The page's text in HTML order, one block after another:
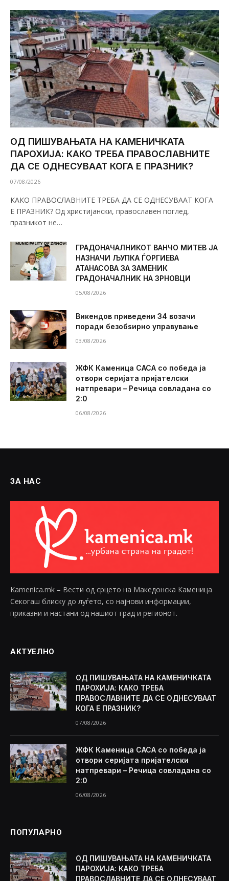
ОД ПИШУВАЊАТА НА КАМЕНИЧКАТА
ПАРОХИЈА: КАКО ТРЕБА ПРАВОСЛАВНИТЕ
ДА СЕ ОДНЕСУВААТ КОГА Е ПРАЗНИК?
07/08/2026
КАКО ПРАВОСЛАВНИТЕ ТРЕБА ДА СЕ ОДНЕСУВААТ КОГА
Е ПРАЗНИК? Од христијански, православен поглед,
празникот не…
ГРАДОНАЧАЛНИКОТ ВАНЧО МИТЕВ ЈА
НАЗНАЧИ ЉУПКА ЃОРГИЕВА
АТАНАСОВА ЗА ЗАМЕНИК
ГРАДОНАЧАЛНИК НА ЗРНОВЦИ
05/08/2026
Викендов приведени 34 возачи
поради безобѕирно управување
03/08/2026
ЖФК Каменица САСА со победа ја
отвори серијата пријателски
натпревари – Речица совладана со
2:0
06/08/2026
ЗА НАС
Kamenica.mk – Вести од срцето на Македонска Каменица
Секогаш блиску до луѓето, со најнови информации,
приказни и настани од нашиот град и регионот.
АКТУЕЛНО
ОД ПИШУВАЊАТА НА КАМЕНИЧКАТА
ПАРОХИЈА: КАКО ТРЕБА
ПРАВОСЛАВНИТЕ ДА СЕ ОДНЕСУВААТ
КОГА Е ПРАЗНИК?
07/08/2026
ЖФК Каменица САСА со победа ја
отвори серијата пријателски
натпревари – Речица совладана со
2:0
06/08/2026
ПОПУЛАРНО
ОД ПИШУВАЊАТА НА КАМЕНИЧКАТА
ПАРОХИЈА: КАКО ТРЕБА
ПРАВОСЛАВНИТЕ ДА СЕ ОДНЕСУВААТ